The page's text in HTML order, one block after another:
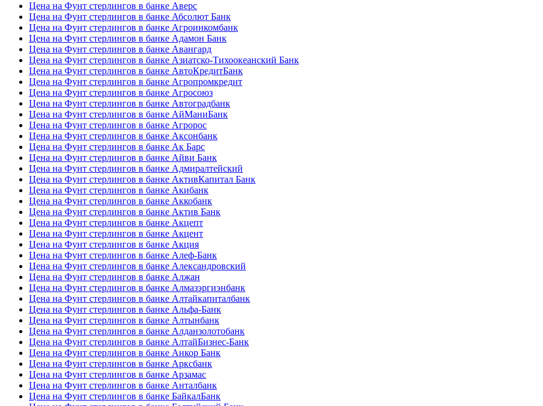
Цена на Фунт стерлингов в банке Аверс
Цена на Фунт стерлингов в банке Абсолют Банк
Цена на Фунт стерлингов в банке Агроинкомбанк
Цена на Фунт стерлингов в банке Адамон Банк
Цена на Фунт стерлингов в банке Авангард
Цена на Фунт стерлингов в банке Азиатско-Тихоокеанский Банк
Цена на Фунт стерлингов в банке АвтоКредитБанк
Цена на Фунт стерлингов в банке Агропромкредит
Цена на Фунт стерлингов в банке Агросоюз
Цена на Фунт стерлингов в банке Автоградбанк
Цена на Фунт стерлингов в банке АйМаниБанк
Цена на Фунт стерлингов в банке Агророс
Цена на Фунт стерлингов в банке Аксонбанк
Цена на Фунт стерлингов в банке Ак Барс
Цена на Фунт стерлингов в банке Айви Банк
Цена на Фунт стерлингов в банке Адмиралтейский
Цена на Фунт стерлингов в банке АктивКапитал Банк
Цена на Фунт стерлингов в банке Акибанк
Цена на Фунт стерлингов в банке Аккобанк
Цена на Фунт стерлингов в банке Актив Банк
Цена на Фунт стерлингов в банке Акцепт
Цена на Фунт стерлингов в банке Акцент
Цена на Фунт стерлингов в банке Акция
Цена на Фунт стерлингов в банке Алеф-Банк
Цена на Фунт стерлингов в банке Александровский
Цена на Фунт стерлингов в банке Алжан
Цена на Фунт стерлингов в банке Алмазэргиэнбанк
Цена на Фунт стерлингов в банке Алтайкапиталбанк
Цена на Фунт стерлингов в банке Альфа-Банк
Цена на Фунт стерлингов в банке Алтынбанк
Цена на Фунт стерлингов в банке Алданзолотобанк
Цена на Фунт стерлингов в банке АлтайБизнес-Банк
Цена на Фунт стерлингов в банке Анкор Банк
Цена на Фунт стерлингов в банке Арксбанк
Цена на Фунт стерлингов в банке Арзамас
Цена на Фунт стерлингов в банке Анталбанк
Цена на Фунт стерлингов в банке БайкалБанк